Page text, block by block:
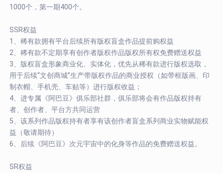
1000个，第一期400个。
SSR权益
1、稀有款拥有平台后续所有版权盲盒作品提前购权益
2、稀有款不定期享有创作者版权作品版权所有权免费赠送权益
3、版权盲盒形象商业化、实体化，优先从稀有款进行版权选取，
用于后续“文创商城”生产带版权作品的商业授权（如带框版画、印
制衣帽、手机壳、车贴等）进行版权收益；
4、进专属《阿巴豆》俱乐部社群，俱乐部将会有作品版权持有
者、创作者、平台方共同运营
5、该系列作品版权持有者享有该创作者盲盒系列商业实物赋能权
益（敬请期待）
6、后续《阿巴豆》次元宇宙中的化身等作品的免费赠送权益。
SR权益